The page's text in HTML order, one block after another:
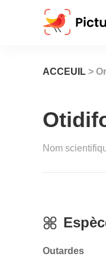
ACCEUIL >
Nom
Outardes